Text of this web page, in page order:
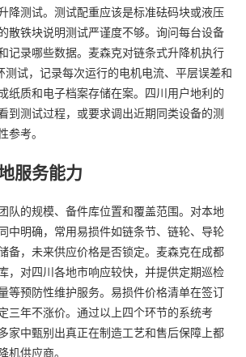
降测试。测试配重应该是标准砝码块或液压
散铁块说明测试严谨度不够。询问每台设备
记录哪些数据。麦森克对链条式升降机执行
试，记录每次运行的电机电流、平层误差和
纸质和电子档案存储在案。四川用户地利的
到测试过程，或要求调出近期同类设备的测
参考。
服务能力
队的规模、备件库位置和覆盖范围。对本地
中明确，常用易损件如链条节、链轮、导轮
备，未来供应价格是否锁定。麦森克在成都
，对四川各地市响应较快，并提供定期巡检
等预防性维护服务。易损件价格清单在签订
三年不涨价。通过以上四个环节的系统考
家中甄别出真正在制造工艺和售后保障上都
机供应商。